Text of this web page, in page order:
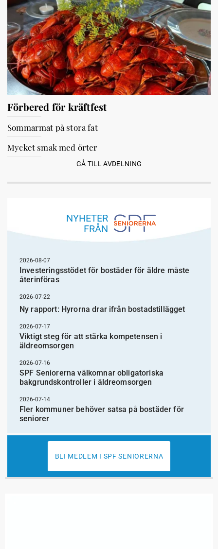
Förbered för kräftfest
Sommarmat på stora fat
Mycket smak med örter
GÅ TILL AVDELNING
NYHETER
FRÅN
2026-08-07
Investeringsstödet för bostäder för äldre måste
återinföras
2026-07-22
Ny rapport: Hyrorna drar ifrån bostadstillägget
2026-07-17
Viktigt steg för att stärka kompetensen i
äldreomsorgen
2026-07-16
SPF Seniorerna välkomnar obligatoriska
bakgrundskontroller i äldreomsorgen
2026-07-14
Fler kommuner behöver satsa på bostäder för
seniorer
BLI MEDLEM I SPF SENIORERNA